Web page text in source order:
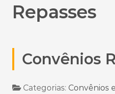
Repasses
Convênios
Categorias: Convênios